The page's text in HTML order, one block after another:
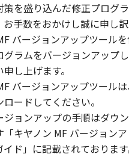
策を盛り込んだ修正プログ
お手数をおかけし誠に申し訳
バージョンアップツール
グラムをバージョンアップ
し上げます。
バージョンアップツール
ードしてください。
ジョンアップの手順はダウ
「キヤノン MF バージョン
ド」に記載されております